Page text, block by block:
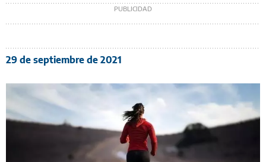
29 de septiembre de 2021